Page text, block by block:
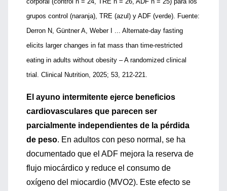
grupos control (naranja), TRE (azul) y ADF (verde). Fuente:
Derron N, Güntner A, Weber I ... Alternate-day fasting
elicits larger changes in fat mass than time-restricted
eating in adults without obesity – A randomized clinical
trial. Clinical Nutrition, 2025; 53, 212-221.
El ayuno intermitente ejerce beneficios
cardiovasculares que parecen ser
parcialmente independientes de la pérdida
de peso. En adultos con peso normal, se ha
documentado que el ADF mejora la reserva de
flujo miocárdico y reduce el consumo de
oxígeno del miocardio (MVO2). Este efecto se